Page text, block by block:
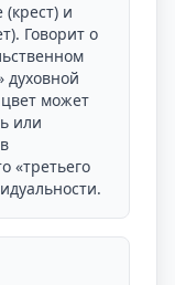
и
Говорит о
может
или
«третьего